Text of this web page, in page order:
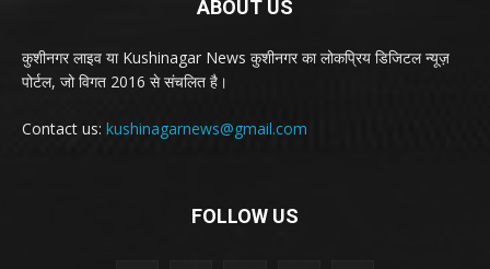
ABOUT US
कुशीनगर लाइव या Kushinagar News कुशीनगर का लोकप्रिय डिजिटल न्यूज़
पोर्टल, जो विगत 2016 से संचलित है।
Contact us: kushinagarnews@gmail.com
FOLLOW US